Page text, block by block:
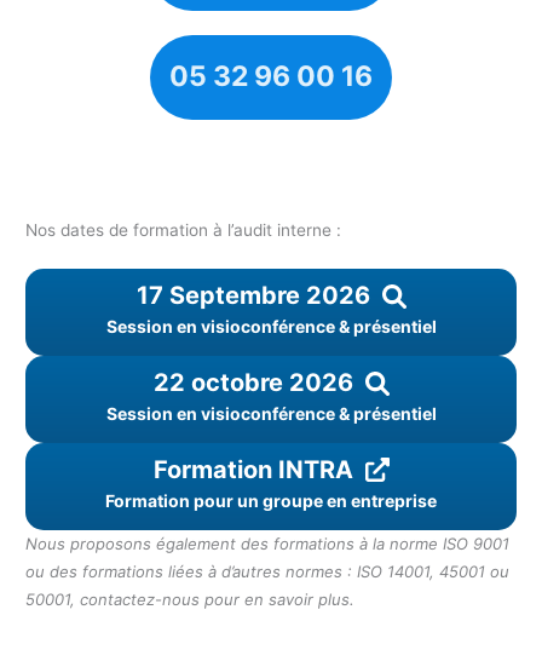
05 32 96 00 16
Nos dates de formation à l’audit interne :
17 Septembre 2026
Session en visioconférence & présentiel
22 octobre 2026
Session en visioconférence & présentiel
Formation INTRA
Formation pour un groupe en entreprise
Nous proposons également des formations à la norme ISO 9001
ou des formations liées à d’autres normes : ISO 14001, 45001 ou
50001, contactez-nous pour en savoir plus.